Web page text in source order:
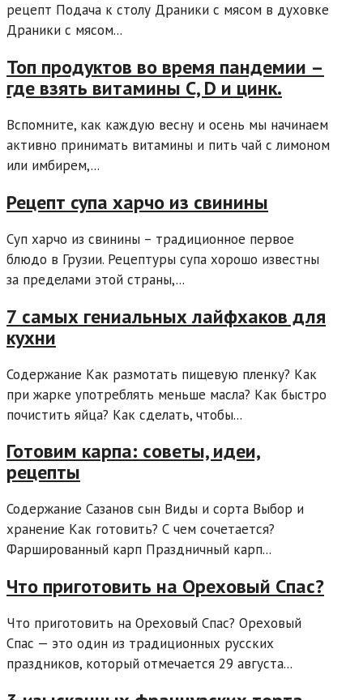
рецепт Подача к столу Драники с мясом в духовке
Драники с мясом...
Топ продуктов во время пандемии –
где взять витамины C, D и цинк.
Вспомните, как каждую весну и осень мы начинаем
активно принимать витамины и пить чай с лимоном
или имбирем,...
Рецепт супа харчо из свинины
Суп харчо из свинины – традиционное первое
блюдо в Грузии. Рецептуры супа хорошо известны
за пределами этой страны,...
7 самых гениальных лайфхаков для
кухни
Содержание Как размотать пищевую пленку? Как
при жарке употреблять меньше масла? Как быстро
почистить яйца? Как сделать, чтобы...
Готовим карпа: советы, идеи,
рецепты
Содержание Сазанов сын Виды и сорта Выбор и
хранение Как готовить? С чем сочетается?
Фаршированный карп Праздничный карп...
Что приготовить на Ореховый Спас?
Что приготовить на Ореховый Спас? Ореховый
Спас — это один из традиционных русских
праздников, который отмечается 29 августа...